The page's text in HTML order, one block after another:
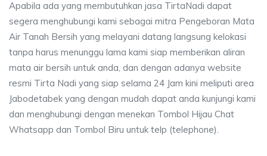
Apabila ada yang membutuhkan jasa TirtaNadi dapat
segera menghubungi kami sebagai mitra Pengeboran Mata
Air Tanah Bersih yang melayani datang langsung kelokasi
tanpa harus menunggu lama kami siap memberikan aliran
mata air bersih untuk anda, dan dengan adanya website
resmi Tirta Nadi yang siap selama 24 Jam kini meliputi area
Jabodetabek yang dengan mudah dapat anda kunjungi kami
dan menghubungi dengan menekan Tombol Hijau Chat
Whatsapp dan Tombol Biru untuk telp (telephone).